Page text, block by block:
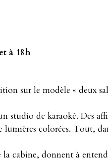
à 18h
sur le modèle « deux
studio de karaoké. Des
lumières colorées. Tout,
cabine, donnent à